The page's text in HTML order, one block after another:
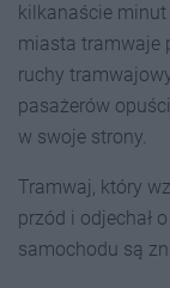
kilkanaście
miasta tramwaje
ruchy
pasażerów
w swoje strony.
Tramwaj, który
przód i odjechał
samochodu są